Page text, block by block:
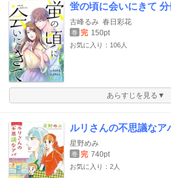
蛍の頃に会いにきて 分
古峰るみ 春日彩花
巻 完 150pt
お気に入り：106人
あらすじを見る▼
ルリさんの不思議なア
星野めみ
巻 完 740pt
お気に入り：2人